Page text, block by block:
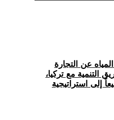
عن التجارة
التنمية مع تركيا،
إلى استراتيجية